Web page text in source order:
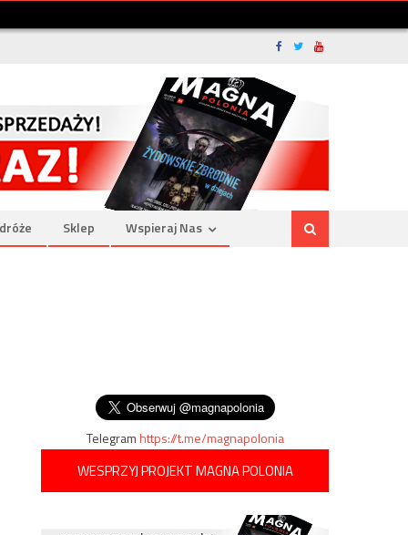
Sklep Wspieraj Nas
Telegramhttps://t.me/magnapolonia
WESPRZYJ PROJEKT MAGNA POLONIA